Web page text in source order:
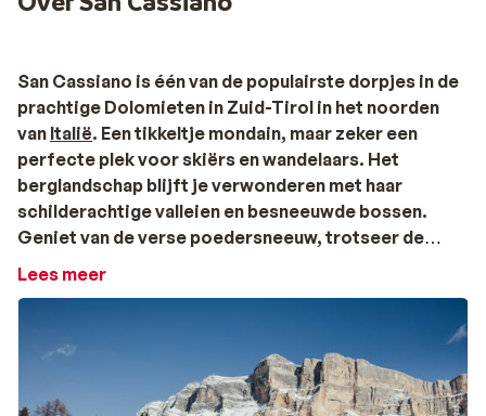
San Cassiano is één van de populairste dorpjes in de
prachtige Dolomieten in Zuid-Tirol in het noorden
van Italië. Een tikkeltje mondain, maar zeker een
perfecte plek voor skiërs en wandelaars. Het
berglandschap blijft je verwonderen met haar
schilderachtige valleien en besneeuwde bossen.
Geniet van de verse poedersneeuw, trotseer de
mooiste afdingen of ‘gewoon’ van een rustige
De combinatie van de traditionele charme van het dorp,
de gastvrije sfeer en de heerlijke culinaire ervaringen
Lees meer